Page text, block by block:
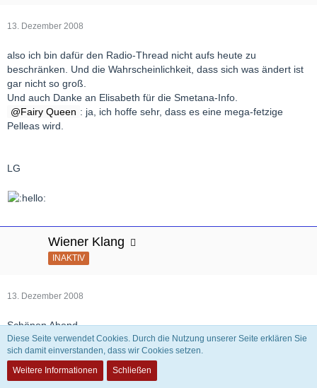
13. Dezember 2008
also ich bin dafür den Radio-Thread nicht aufs heute zu
beschränken. Und die Wahrscheinlichkeit, dass sich was ändert ist
gar nicht so groß.
Und auch Danke an Elisabeth für die Smetana-Info.
Fairy Queen : ja, ich hoffe sehr, dass es eine mega-fetzige
Pelleas wird.
LG
Wiener Klang
INAKTIV
13. Dezember 2008
Schönen Abend.
Da kündigen die großartig und lange an, dass heute, Samstag, 13.
Dezember 2008 um 20h04min die VIII. Bruckner live auf Kulturradio
Diese Seite verwendet Cookies. Durch die Nutzung unserer Seite erklären Sie
sich damit einverstanden, dass wir Cookies setzen.
Weitere Informationen
Schließen